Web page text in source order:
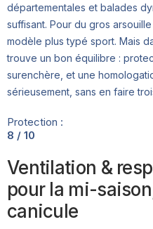
départementales et balades
suffisant. Pour du gros
modèle plus typé sport. Mais
trouve un bon équilibre :
surenchère, et une
sérieusement, sans en faire
Protection :
8 / 10
Ventilation &
pour la mi-
canicule